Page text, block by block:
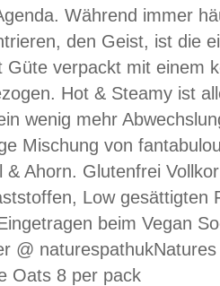
Während immer
den Geist, ist die
Güte verpackt mit einem
Hot & Steamy ist
wenig mehr
Mischung von
& Ahorn. Glutenfrei
Low gesättigten
beim Vegan
@
Oats 8 per pack